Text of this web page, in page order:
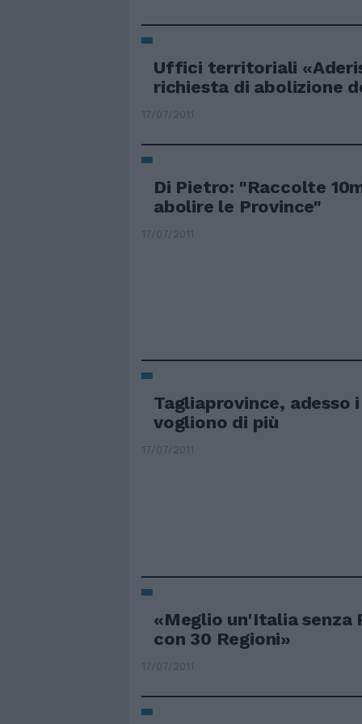
Uffici territoriali
richiesta di abolizione
17/07/2011
Di Pietro: "Raccolte
abolire le Province"
17/07/2011
Tagliaprovince, adesso
vogliono di più
17/07/2011
«Meglio un'Italia senza
con 30 Regioni»
17/07/2011